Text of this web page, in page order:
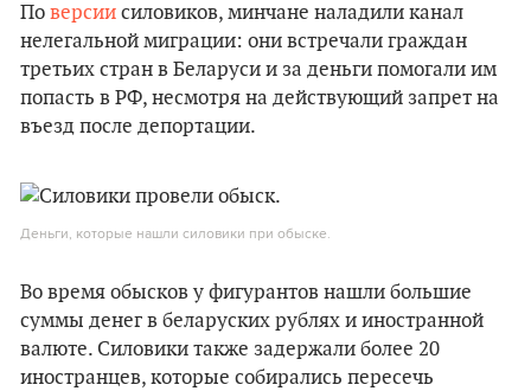
По версии силовиков, минчане наладили канал
нелегальной миграции: они встречали граждан
третьих стран в Беларуси и за деньги помогали им
попасть в РФ, несмотря на действующий запрет на
въезд после депортации.
Деньги, которые нашли силовики при обыске.
Во время обысков у фигурантов нашли большие
суммы денег в беларуских рублях и иностранной
валюте. Силовики также задержали более 20
иностранцев, которые собирались пересечь